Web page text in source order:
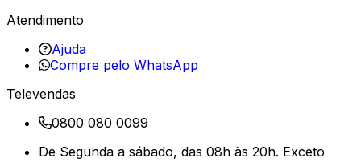
Atendimento
Ajuda
Compre pelo WhatsApp
Televendas
0800 080 0099
De Segunda a sábado, das 08h às 20h. Exceto